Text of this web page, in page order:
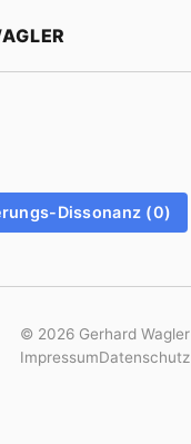
Dissonanz (0)
© 2026 Gerhard Wagler
ImpressumDatenschutz